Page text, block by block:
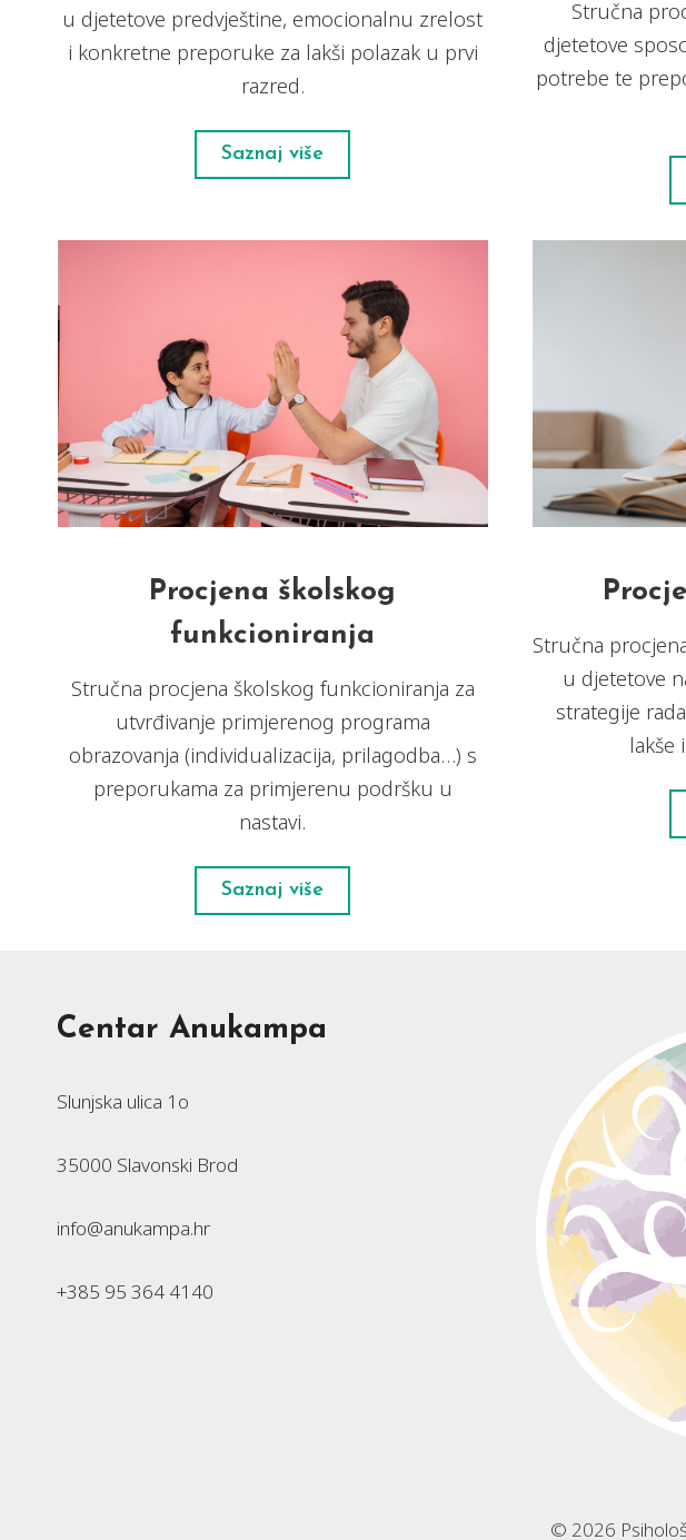
u djetetove predvještine, emocionalnu zrelost
i konkretne preporuke za lakši polazak u prvi
razred.
Saznaj više
Stručna
djetetove
potrebe te
Procjena školskog
funkcioniranja
Stručna procjena školskog funkcioniranja za
utvrđivanje primjerenog programa
obrazovanja (individualizacija, prilagodba…) s
preporukama za primjerenu podršku u
nastavi.
Saznaj više
Stručna
u djetetove
strategije
lakše
Centar Anukampa
Slunjska ulica 1o
35000 Slavonski Brod
info@anukampa.hr
+385 95 364 4140
© 2026